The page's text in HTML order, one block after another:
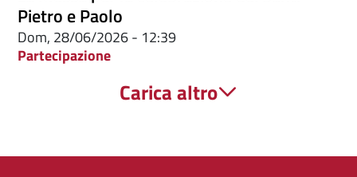
Pietro e Paolo
Dom, 28/06/2026 - 12:39
Partecipazione
Carica altro